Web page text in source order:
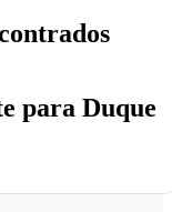
para Duque